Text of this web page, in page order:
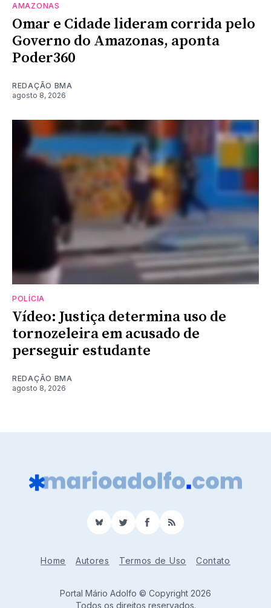
AMAZONAS
Omar e Cidade lideram corrida pelo
Governo do Amazonas, aponta
Poder360
REDAÇÃO BMA
agosto 8, 2026
POLÍCIA
Vídeo: Justiça determina uso de
tornozeleira em acusado de
perseguir estudante
REDAÇÃO BMA
agosto 8, 2026
BlueSkyTwitterFacebook
RSS
Home Autores Termos de Uso Contato
Portal Mário Adolfo © Copyright 2026
Todos os direitos reservados.